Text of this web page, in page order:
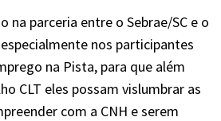
na parceria entre o Sebrae/SC e o
nos participantes
na Pista, para que além
CLT eles possam vislumbrar as
com a CNH e serem